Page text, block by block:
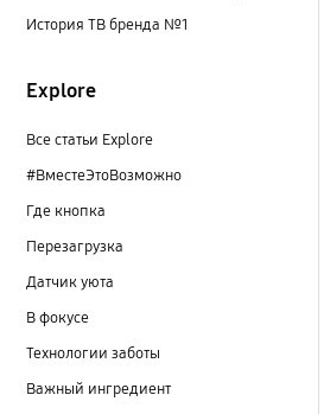
История ТВ бренда №1
Explore
Все статьи Explore
#ВместеЭтоВозможно
Где кнопка
Перезагрузка
Датчик уюта
В фокусе
Технологии заботы
Важный ингредиент